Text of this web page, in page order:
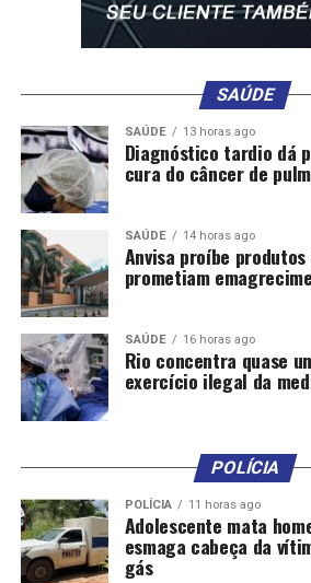
SAÚDE
SAÚDE 13 horas ago
Diagnóstico tardio dá
cura do câncer de
SAÚDE 14 horas ago
Anvisa proíbe
prometiam
SAÚDE 16 horas ago
Rio concentra quase
exercício ilegal da
POLÍCIA
POLÍCIA 11 horas ago
Adolescente mata
esmaga cabeça da
gás